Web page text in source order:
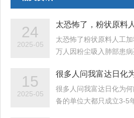
24
2025-05
太恐怖了，粉状原料
太恐怖了粉状原料人工
万人因粉尘吸入肺部患
15
2025-05
很多人问我富达日化
很多人问我富达日化为
备的单位大都只成立3-5